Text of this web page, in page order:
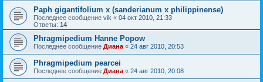
Paph gigantifolium x (sanderianum x philippinense)
Последнее сообщение vik « 04 окт 2010, 21:33
Ответы: 14
Phragmipedium Hanne Popow
Последнее сообщение Диана « 24 авг 2010, 20:53
Phragmipedium pearcei
Последнее сообщение Диана « 24 авг 2010, 20:08